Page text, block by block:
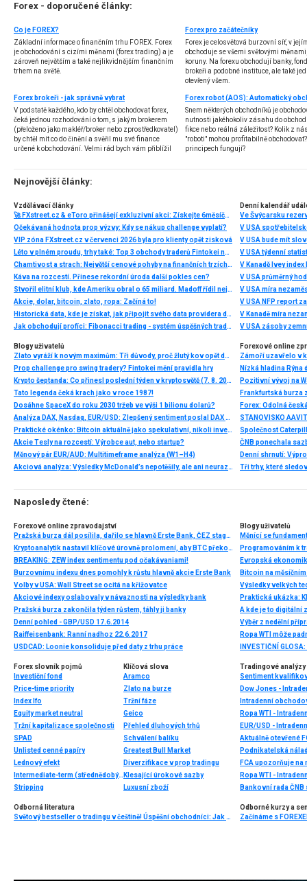
Forex - doporučené články:
Co je FOREX?
Základní informace o finančním trhu FOREX. Forex
je obchodování s cizími měnami (forex trading) a je
zároveň největším a také nejlikvidnějším finančním
trhem na světě.
Forex pro začátečníky
Forex je celosvětová burzovní síť, v
obchoduje se všemi světovými
koruny. Na forexu obchodují banky,
brokeři a podobné instituce, ale také
otevřený všem.
Forex brokeři - jak správně vybrat
V podstatě každého, kdo by chtěl obchodovat forex,
čeká jednou rozhodování o tom, s jakým brokerem
(přeloženo jako makléř/broker nebo zprostředkovatel)
by chtěl mít co do činění a svěřil mu své finance
určené k obchodování. Velmi rád bych vám přiblížil
několik příkladů nejznámějších z nich.
Snem některých obchodníků je
nutnosti jakéhokoliv zásahu do
fikce nebo reálná záležitost? Kolik z
"roboti" mohou profitabilně
principech fungují?
Nejnovější články:
Vzdělávací články
🚀 FXstreet.cz & eToro přinášejí exkluzivní akci: Získejte 6měsíční členství ve VIP zóně ZDARMA
Očekávaná hodnota prop výzvy: Kdy se nákup challenge vyplatí?
VIP zóna FXstreet.cz v červenci 2026 byla pro klienty opět zisková
Léto v plném proudu, trhy také: Top 3 obchody traderů Fintokei na indexech a zlatě
Chamtivost a strach: Největší cenové pohyby na finančních trzích (červenec 2026)
Káva na rozcestí. Přinese rekordní úroda další pokles cen?
Stvořil elitní klub, kde Ameriku obral o 65 miliard. Madoff řídil největší Ponzi dějin
Akcie, dolar, bitcoin, zlato, ropa: Začíná to!
Historická data, kde je získat, jak připojit svého data providera do MultiCharts a proč je budeme potřebovat? (4. díl)
Jak obchodují profíci: Fibonacci trading - systém úspěšných traderů
Denní kalendář
Ve Švýcarsku
V USA
V USA bude mít
V USA týdenní
V Kanadě Ivey index
V USA průměrný
V USA míra
V USA NFP report
V Kanadě míra
V USA zásoby
Blogy uživatelů
Zlato vyráží k novým maximům: Tři důvody, proč žlutý kov opět dominuje
Prop challenge pro swing tradery? Fintokei mění pravidla hry
Krypto šeptanda: Co přinesl poslední týden v kryptosvětě (7. 8. 2026)
Tato legenda čeká krach jako v roce 1987!
Dosáhne SpaceX do roku 2030 tržeb ve výši 1 bilionu dolarů?
Analýza DAX, Nasdaq, EUR/USD: Zlepšený sentiment poslal DAX na nová maxima
Praktické okénko: Bitcoin aktuálně jako spekulativní, nikoli investiční aktivum
Akcie Tesly na rozcestí: Výrobce aut, nebo startup?
Měnový pár EUR/AUD: Multitimeframe analýza (W1–H4)
Akciová analýza: Výsledky McDonald’s nepotěšily, ale ani neurazily. Jakou vizi společnost prezentovala?
Forexové online
Nízká hladina
Pozitivní vývoj na
Frankfurtská burza
Denní shrnutí:
Tři trhy, které
Naposledy čtené:
Forexové online zpravodajství
Pražská burza dál posílila, dařilo se hlavně Erste Bank, ČEZ stagnoval
Kryptoanalytik nastavil klíčové úrovně prolomení, aby BTC překonal 24 000 dolarů
BREAKING: ZEW index sentimentu pod očakávaniami!
Burzovnímu indexu dnes pomohly k růstu hlavně akcie Erste Bank
Volby v USA: Wall Street se ocitá na křižovatce
Akciové indexy oslabovaly v návaznosti na výsledky bank
Pražská burza zakončila týden růstem, táhly ji banky
Denní pohled - GBP/USD 17.6.2014
Raiffeisenbank: Ranní nadhoz 22.6.2017
USDCAD: Loonie konsoliduje před daty z trhu práce
Blogy uživatelů
Měnící se
Programováním k
Bitcoin na
Praktická ukázka:
A kde je to digitální
Výběr z nedělní
Ropa WTI môže
Forex slovník pojmů
Investiční fond
Price-time priority
Index Ifo
Equity market neutral
Tržní kapitalizace společnosti
SPAD
Unlisted cenné papíry
Lednový efekt
Intermediate-term (střednědobý horizont)
Stripping
Klíčová slova
Aramco
Zlato na burze
Tržní fáze
Geico
Přehled dluhových trhů
Schválení balíku
Greatest Bull Market
Diverzifikace v prop tradingu
Klesající úrokové sazby
Luxusní zboží
Tradingové analýzy
Sentiment
Dow Jones -
Intradenní
Ropa WTI -
EUR/USD -
Aktuálně otevřené
Podnikatelská
FCA upozorňuje
Ropa WTI -
Odborná literatura
Světový bestseller o tradingu v češtině! Úspěšní obchodníci: Jak běžní lidé porážejí Wall Street v jeho vlastní hře
Odborné kurzy a
Začínáme s